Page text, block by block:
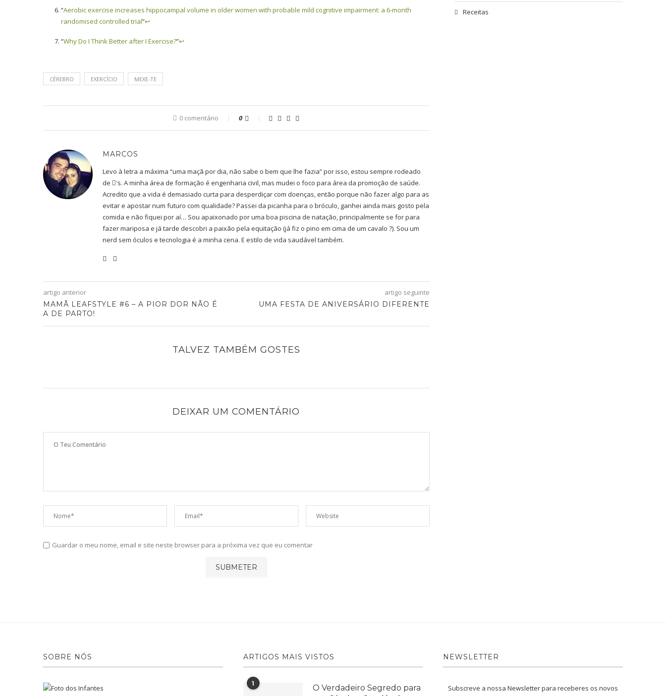
“Aerobic exercise increases hippocampal volume in older women with probable mild cognitive impairment: a 6-month
randomised controlled trial”↩
“Why Do I Think Better after I Exercise?”↩
CÉREBRO EXERCÍCIO MEXE-TE
0 comentário 0
MARCOS
Levo à letra a máxima “uma maçã por dia, não sabe o bem que lhe fazia” por isso, estou sempre rodeado
de 's. A minha área de formação é engenharia civil, mas mudei o foco para área da promoção de saúde.
Acredito que a vida é demasiado curta para desperdiçar com doenças, então porque não fazer algo para as
evitar e apostar num futuro com qualidade? Passei da picanha para o bróculo, ganhei ainda mais gosto pela
comida e não fiquei por aí… Sou apaixonado por uma boa piscina de natação, principalmente se for para
fazer mariposa e já tarde descobri a paixão pela equitação (já fiz o pino em cima de um cavalo ?). Sou um
nerd sem óculos e tecnologia é a minha cena. E estilo de vida saudável também.
artigo anterior
MAMÃ LEAFSTYLE #6 – A PIOR DOR NÃO É
A DE PARTO!
artigo seguinte
UMA FESTA DE ANIVERSÁRIO DIFERENTE
TALVEZ TAMBÉM GOSTES
DEIXAR UM COMENTÁRIO
Guardar o meu nome, email e site neste browser para a próxima vez que eu comentar
Receitas
SOBRE NÓS ARTIGOS MAIS VISTOS
1
O Verdadeiro Segredo para
NEWSLETTER
Subscreve a nossa Newsletter para receberes os novos